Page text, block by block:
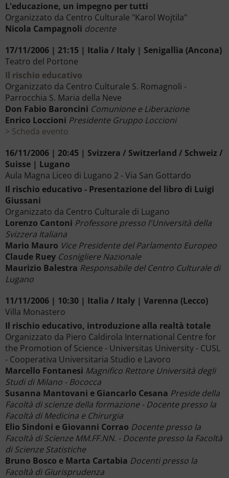
L'educazione, un impegno per tutti
Organizzato da Centro Culturale "Karol Wojtila"
Nicola Campagnoli docente
17/11/2006 | 21:15 | Italia / Italy | Senigallia (Ancona)
Teatro del Portone
Il rischio educativo
Organizzato da Centro Culturale S. Romagnoli -
Parrocchia S. Maria della Neve
Don Fabio Baroncini Comunione e Liberazione
Enrico Loccioni Presidente Gruppo Loccioni
Scheda evento
16/11/2006 | 20:45 | Svizzera / Switzerland / Schweiz /
Suisse | Lugano
Aula Magna Liceo di Lugano 2 - Via San Gottardo
Il rischio educativo - Presentazione del libro di Luigi
Giussani
Organizzato da Centro Culturale di Lugano
Lorenzo Cantoni Professore presso l'Università della
Svizzera Italiana
Mario Mauro Vice Presidente del Parlamento Europeo
Claude Ruey Cosnigliere Nazionale
Maurizio Balestra Responsabile del Centro Culturale di
Lugano
11/11/2006 | 10:30 | Italia / Italy | Varenna (Lecco)
Villa Monastero
Il rischio educativo, introduzione alla realtà totale
Organizzato da Piero Caldirola International Centre for
the Promotion of Science - Universitas University - CUSL
- Cooperativa Universitaria Studio e Lavoro
Marcello Fontanesi Magnifico Rettore Università degli
Studi di Milano - Bococca
Susanna Mantovani e Giancarlo Cesana Preside della
Facoltà di scienze della formazione - Docente presso la
Facoltà di Medicina e Chirurgia
Elio Sindoni e Giovanni Corrao Docente presso la
Facoltà di Scienze MM.FF.NN. - Docente presso la Facoltà
di Scienze Statistiche
Bruno Bosco e Marta Cartabia Docenti presso la
Facoltà di Giurisprudenza